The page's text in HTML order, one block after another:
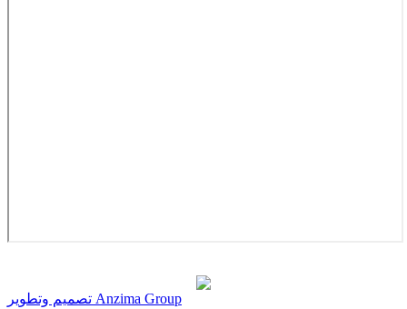
تصميم وتطوير Anzima Group